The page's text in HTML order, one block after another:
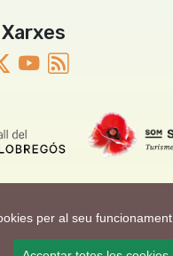
per al seu funcionament.